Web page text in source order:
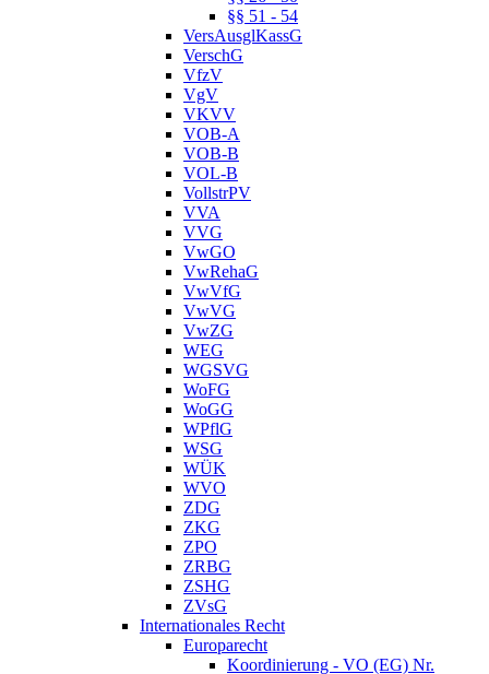
§§ 51 - 54
VersAusglKassG
VerschG
VfzV
VgV
VKVV
VOB-A
VOB-B
VOL-B
VollstrPV
VVA
VVG
VwGO
VwRehaG
VwVfG
VwVG
VwZG
WEG
WGSVG
WoFG
WoGG
WPflG
WSG
WÜK
WVO
ZDG
ZKG
ZPO
ZRBG
ZSHG
ZVsG
Internationales Recht
Europarecht
Koordinierung - VO (EG) Nr.